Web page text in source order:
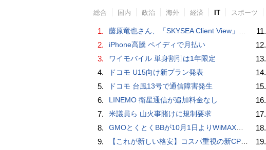
総合 国内 政治 海外 経済 IT スポーツ
1. 藤原竜也さん、「SKYSEA Client View」新CMで「AI労務改善」をアピール 働き方をAIが分析したら「すぐに休んで」と言われる？
2. iPhone高騰 ペイディで月払い
3. ワイモバイル 単身割引は1年限定
4. ドコモ U15向け新プラン発表
5. ドコモ 台風13号で通信障害発生
6. LINEMO 衛星通信が追加料金なし
7. 米議員ら 山火事賭けに規制要求
8. GMOとくとくBBが10月1日よりWiMAXなど月額605円値上げ！全6種の重要変更を徹底解説
9. 【これが新しい格安】コスパ重視の新CPUを搭載した「 Beelink EQi Wildcat Lake Core 3 304」をレビューします。なんと10G LANも搭載していますよ
11.
12.
13.
14.
15.
16.
17.
18.
19.